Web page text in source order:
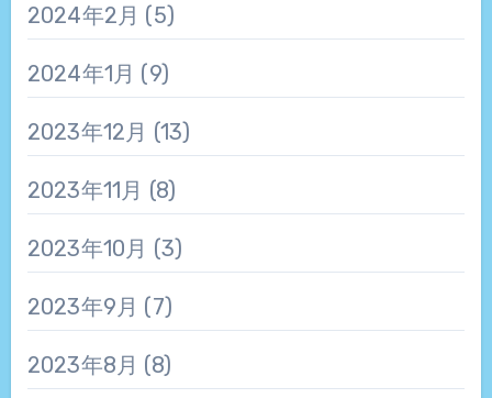
2024年2月 (5)
2024年1月 (9)
2023年12月 (13)
2023年11月 (8)
2023年10月 (3)
2023年9月 (7)
2023年8月 (8)